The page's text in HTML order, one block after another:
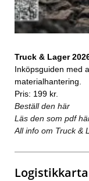
Truck & Lager
Inköpsguiden med
materialhantering.
Pris: 199 kr.
Beställ den här
Läs den som pdf
All info om Truck &